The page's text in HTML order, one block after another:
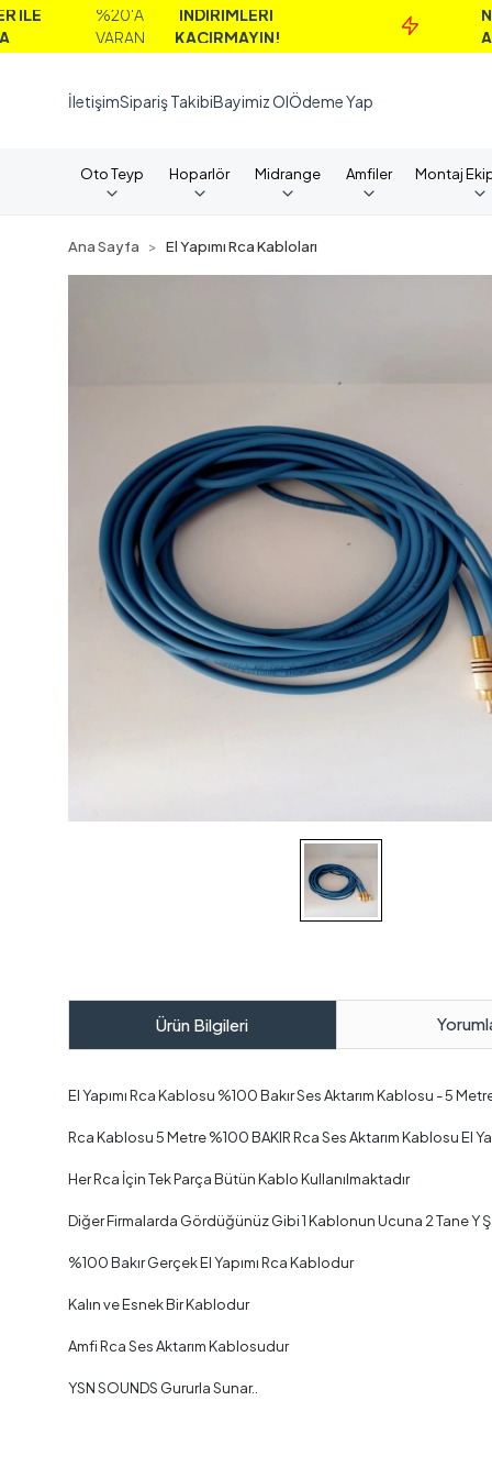
%20'A
İNDİRİMLERİ
KAÇIRMAYIN!
NAKİT
İletişimSipariş TakibiBayimiz OlÖdeme Yap
Oto Teyp Hoparlör Midrange Amfiler Montaj
Ana Sayfa El Yapımı Rca Kabloları
Ürün Bilgileri
El Yapımı Rca Kablosu %100 Bakır Ses Aktarım Kablosu - 5
Rca Kablosu 5 Metre %100 BAKIR Rca Ses Aktarım Kablosu El
Her Rca İçin Tek Parça Bütün Kablo Kullanılmaktadır
Diğer Firmalarda Gördüğünüz Gibi 1 Kablonun Ucuna 2 Tane Y
%100 Bakır Gerçek El Yapımı Rca Kablodur
Kalın ve Esnek Bir Kablodur
Amfi Rca Ses Aktarım Kablosudur
YSN SOUNDS Gururla Sunar..